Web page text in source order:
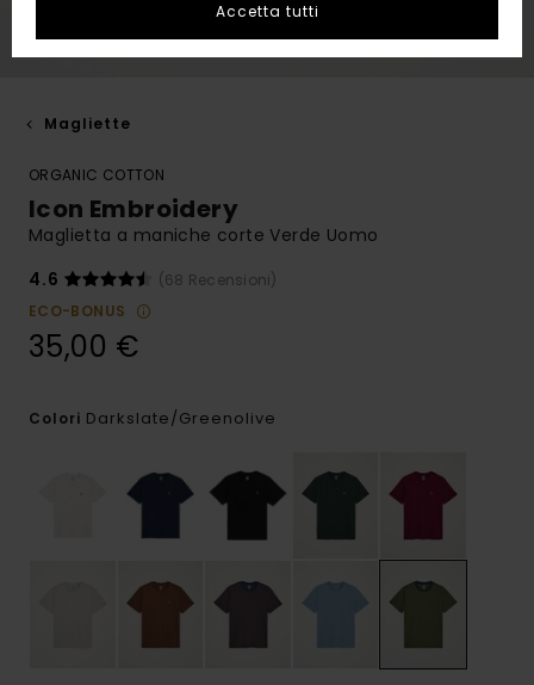
Magliette
ORGANIC COTTON
Icon Embroidery
Maglietta a maniche corte Verde Uomo
4.6
(68 Recensioni)
ECO-BONUS
35,00 €
Colori Darkslate/greenolive
Accetta tutti